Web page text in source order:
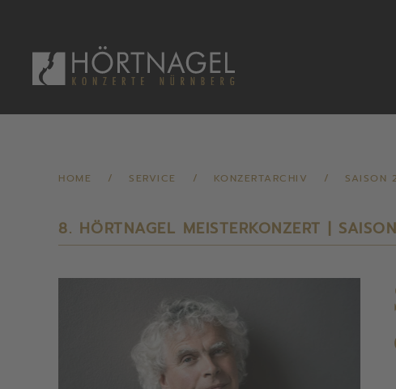
HOME SERVICE KONZERTARCHIV SAISON
8. HÖRTNAGEL MEISTERKONZERT |